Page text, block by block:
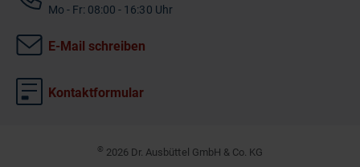
Mo - Fr: 08:00 - 16:30 Uhr
E-Mail schreiben
Kontaktformular
© 2026 Dr. Ausbüttel GmbH & Co. KG